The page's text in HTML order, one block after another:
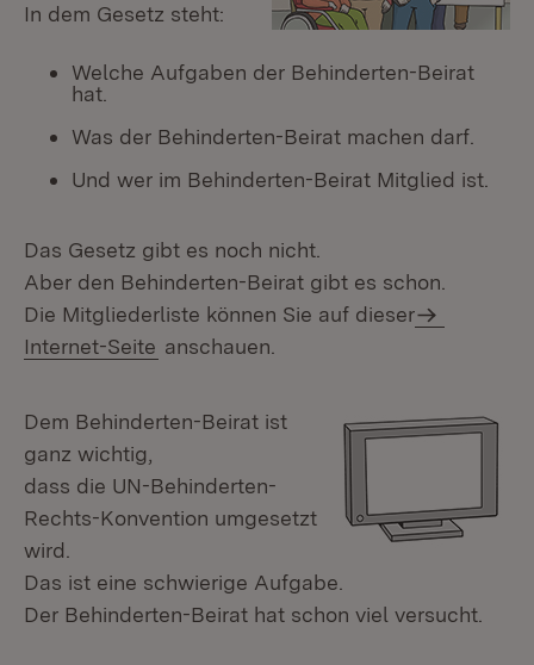
In dem Gesetz steht:
Welche Aufgaben der Behinderten-Beirat
hat.
Was der Behinderten-Beirat machen darf.
Und wer im Behinderten-Beirat Mitglied ist.
Das Gesetz gibt es noch nicht.
Aber den Behinderten-Beirat gibt es schon.
Die Mitgliederliste können Sie auf dieser
Internet-Seite anschauen.
Dem Behinderten-Beirat ist
ganz wichtig,
dass die UN-Behinderten-
Rechts-Konvention umgesetzt
wird.
Das ist eine schwierige Aufgabe.
Der Behinderten-Beirat hat schon viel versucht.